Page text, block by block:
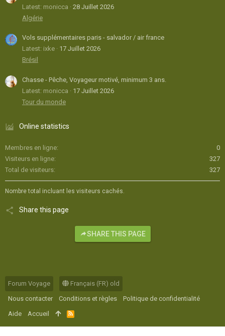
Latest: monicca
28 Juillet 2026
Algérie
Vols supplémentaires paris - salvador / air france
Latest: ixke
17 Juillet 2026
Brésil
Chasse - Pêche, Voyageur motivé, minimum 3 ans.
Latest: monicca
17 Juillet 2026
Tour du monde
Online statistics
Membres en ligne
0
Visiteurs en ligne
327
Total de visiteurs
327
Nombre total incluant les visiteurs cachés.
Share this page
SHARE THIS PAGE
Forum Voyage
Français (FR) old
Nous contacter
Conditions et règles
Politique de confidentialité
Aide
Accueil
R
S
S